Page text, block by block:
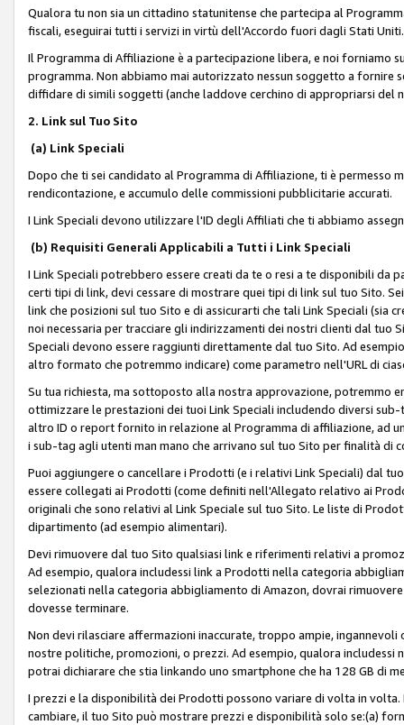
Qualora tu non sia un cittadino statunitense che partecipa al
fiscali, eseguirai tutti i servizi in virtù dell'Accordo fuori dagli Stati
Il Programma di Affiliazione è a partecipazione libera, e noi forniamo
programma. Non abbiamo mai autorizzato nessun soggetto a fornire
diffidare di simili soggetti (anche laddove cerchino di appropriarsi
2. Link sul Tuo Sito
(a) Link Speciali
Dopo che ti sei candidato al Programma di Affiliazione, ti è permesso
rendicontazione, e accumulo delle commissioni pubblicitarie accurati.
I Link Speciali devono utilizzare l'ID degli Affiliati che ti abbiamo
(b) Requisiti Generali Applicabili a Tutti i Link Speciali
I Link Speciali potrebbero essere creati da te o resi a te disponibili
certi tipi di link, devi cessare di mostrare quei tipi di link sul tuo Sito.
link che posizioni sul tuo Sito e di assicurarti che tali Link Speciali
noi necessaria per tracciare gli indirizzamenti dei nostri clienti dal tuo
Speciali devono essere raggiunti direttamente dal tuo Sito. Ad
altro formato che potremmo indicare) come parametro nell'URL di
Su tua richiesta, ma sottoposto alla nostra approvazione,
ottimizzare le prestazioni dei tuoi Link Speciali includendo diversi sub-
altro ID o report fornito in relazione al Programma di affiliazione, ad
i sub-tag agli utenti man mano che arrivano sul tuo Sito per finalità
Puoi aggiungere o cancellare i Prodotti (e i relativi Link Speciali) dal
essere collegati ai Prodotti (come definiti nell'Allegato relativo ai
originali che sono relativi al Link Speciale sul tuo Sito. Le liste di
dipartimento (ad esempio alimentari).
Devi rimuovere dal tuo Sito qualsiasi link e riferimenti relativi a
Ad esempio, qualora includessi link a Prodotti nella categoria
selezionati nella categoria abbigliamento di Amazon, dovrai
dovesse terminare.
Non devi rilasciare affermazioni inaccurate, troppo ampie,
nostre politiche, promozioni, o prezzi. Ad esempio, qualora includessi
potrai dichiarare che stia linkando uno smartphone che ha 128 GB di
I prezzi e la disponibilità dei Prodotti possono variare di volta in
cambiare, il tuo Sito può mostrare prezzi e disponibilità solo se:(a)